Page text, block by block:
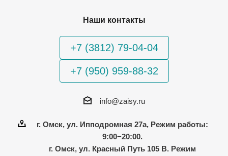
Наши контакты
+7 (3812) 79-04-04
+7 (950) 959-88-32
info@zaisy.ru
г. Омск, ул. Ипподромная 27а, Режим работы:
9:00−20:00.
г. Омск, ул. Красный Путь 105 В. Режим